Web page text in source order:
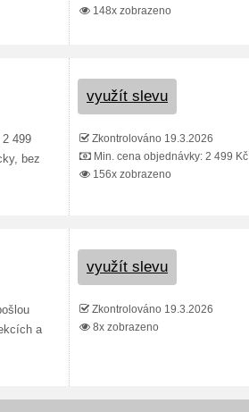
148x zobrazeno
499
bez
využít slevu
Zkontrolováno 19.3.2026
Min. cena objednávky: 2 499 Kč
156x zobrazeno
a
využít slevu
Zkontrolováno 19.3.2026
8x zobrazeno